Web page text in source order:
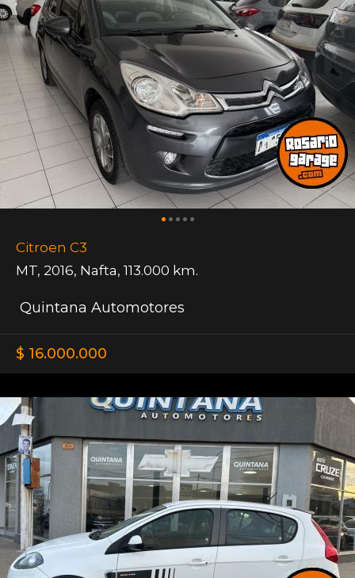
Citroen C3
MT, 2016, Nafta, 113.000 km.
Quintana Automotores
$ 16.000.000